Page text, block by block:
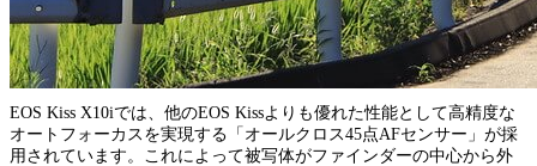
EOS Kiss X10iでは、他のEOS Kissよりも優れた性能として高精度な
オートフォーカスを実現する「オールクロス45点AFセンサー」が採
用されています。これによって被写体がファインダーの中心から外